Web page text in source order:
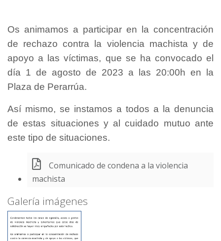
Os animamos a participar en la concentración
de rechazo contra la violencia machista y de
apoyo a las víctimas, que se ha convocado el
día 1 de agosto de 2023 a las 20:00h en la
Plaza de Perarrúa.
Así mismo, se instamos a todos a la denuncia
de estas situaciones y al cuidado mutuo ante
este tipo de situaciones.
Comunicado de condena a la violencia
machista
Galería imágenes